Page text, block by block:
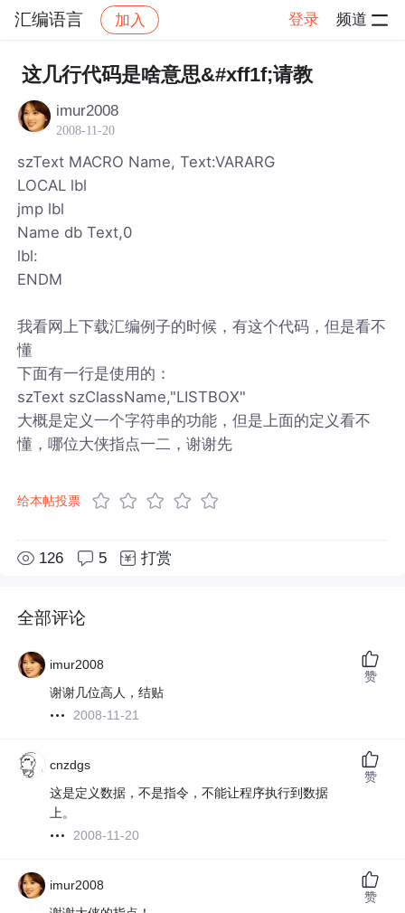
汇编语言 加入 登录 频道
社区 汇编语言 帖子详情
这几行代码是啥意思&#xff1f;请教
imur2008
2008-11-20
szText MACRO Name, Text:VARARG
LOCAL lbl
jmp lbl
Name db Text,0
lbl:
ENDM
我看网上下载汇编例子的时候，有这个代码，但是看不
懂
下面有一行是使用的：
szText szClassName,"LISTBOX"
大概是定义一个字符串的功能，但是上面的定义看不
懂，哪位大侠指点一二，谢谢先
给本帖投票
126 5 打赏
全部评论
imur2008
谢谢几位高人，结贴
2008-11-21
赞
cnzdgs
这是定义数据，不是指令，不能让程序执行到数据
上。
2008-11-20
赞
imur2008
赞